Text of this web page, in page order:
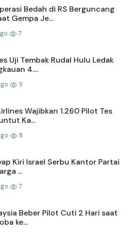
Bedah di RS Berguncang
Gempa Je...
7
Uji Tembak Rudal Hulu Ledak
4....
9
Wajibkan 1.260 Pilot Tes
Ka...
8
Kiri Israel Serbu Kantor Partai
...
7
Beber Pilot Cuti 2 Hari saat
ke...